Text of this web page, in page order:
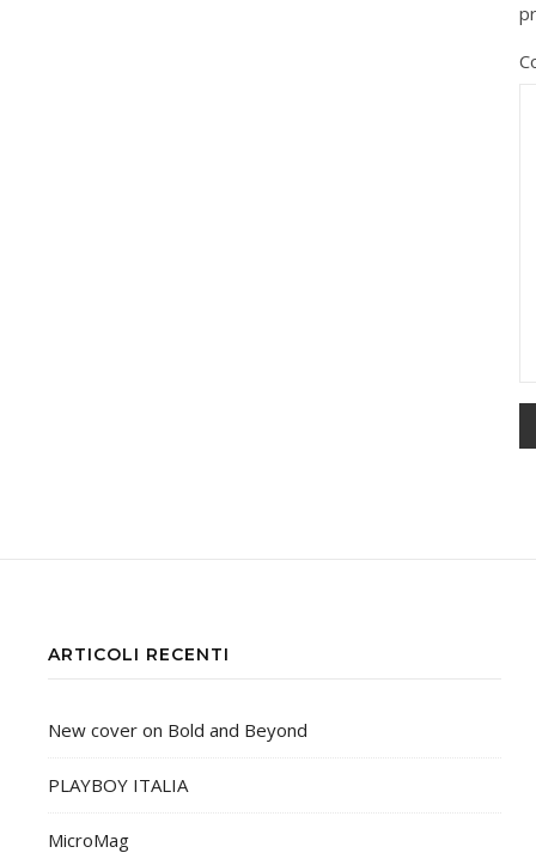
ARTICOLI RECENTI
New cover on Bold and Beyond
PLAYBOY ITALIA
MicroMag